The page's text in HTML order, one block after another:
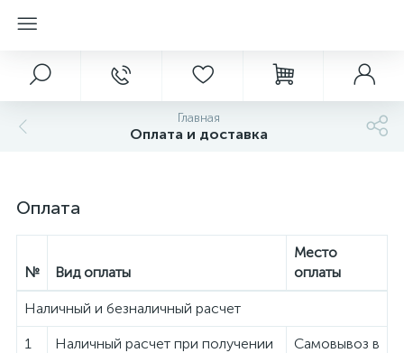
Главная
Оплата и доставка
Оплата
№ Вид оплаты
Место
оплаты
Наличный и безналичный расчет
1
Наличный расчет при получении
Самовывоз в